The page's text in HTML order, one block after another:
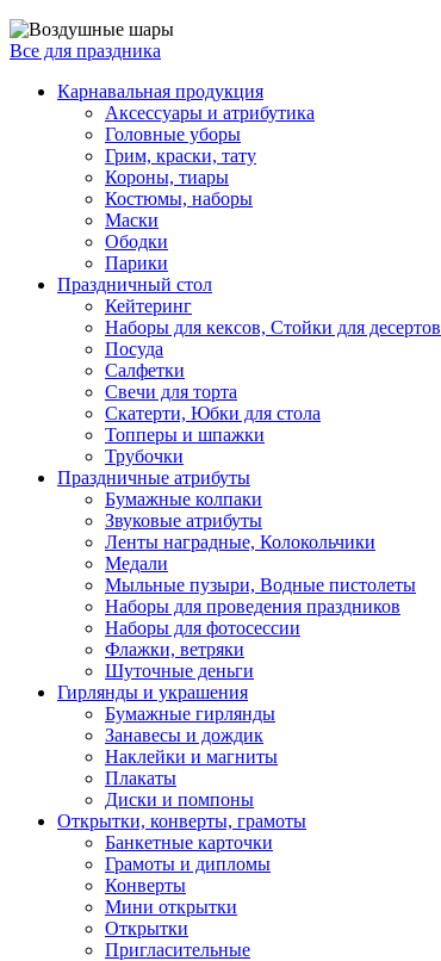
Все для праздника
Карнавальная продукция
Аксессуары и атрибутика
Головные уборы
Грим, краски, тату
Короны, тиары
Костюмы, наборы
Маски
Ободки
Парики
Праздничный стол
Кейтеринг
Наборы для кексов, Стойки для десертов
Посуда
Салфетки
Свечи для торта
Скатерти, Юбки для стола
Топперы и шпажки
Трубочки
Праздничные атрибуты
Бумажные колпаки
Звуковые атрибуты
Ленты наградные, Колокольчики
Медали
Мыльные пузыри, Водные пистолеты
Наборы для проведения праздников
Наборы для фотосессии
Флажки, ветряки
Шуточные деньги
Гирлянды и украшения
Бумажные гирлянды
Занавесы и дождик
Наклейки и магниты
Плакаты
Диски и помпоны
Открытки, конверты, грамоты
Банкетные карточки
Грамоты и дипломы
Конверты
Мини открытки
Открытки
Пригласительные